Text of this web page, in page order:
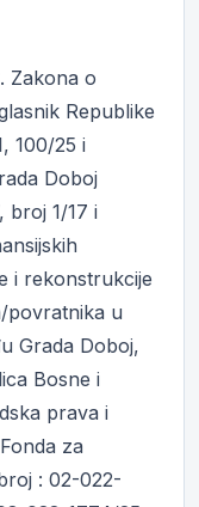
Zakona o
Republike
100/25 i
Doboj
broj 1/17 i
i rekonstrukcije
povratnika u
Grada Doboj,
Bosne i
prava i
za
: 02-022-